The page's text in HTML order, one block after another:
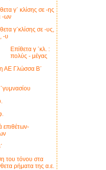
γ΄ κλίσης σε -ης
-ων
γ΄κλίσης σε -υς,
-υ
Επίθετα γ ΄κλ. :
πολύς - μέγας
ΑΕ Γλώσσα Β΄
επιθέτων-
του τόνου στα
ρήματα της α.ε.